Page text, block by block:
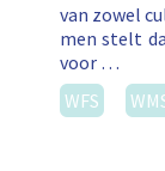
van zowel
men stelt
voor …
WFS